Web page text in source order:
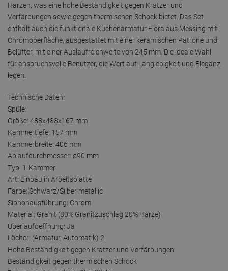
Harzen, was eine hohe Beständigkeit gegen Kratzer und
Verfärbungen sowie gegen thermischen Schock bietet. Das Set
enthält auch die funktionale Küchenarmatur Flora aus Messing mit
Chromoberfläche, ausgestattet mit einer keramischen Patrone und
Belüfter, mit einer Auslaufreichweite von 245 mm. Die ideale Wahl
für anspruchsvolle Benutzer, die Wert auf Langlebigkeit und Eleganz
legen.
Technische Daten:
Spüle:
Größe: 488x488x167 mm
Kammertiefe: 157 mm
Kammerbreite: 406 mm
Ablaufdurchmesser: ø90 mm
Typ: 1-Kammer
Art: Einbau in Arbeitsplatte
Farbe: Schwarz/Silber metallic
Siphonausführung: Chrom
Material: Granit (80% Granitzuschlag 20% Harze)
Überlaufoeffnung: Ja
Löcher: (Armatur, Automatik) 2
Hohe Beständigkeit gegen Kratzer und Verfärbungen
Beständigkeit gegen thermischen Schock